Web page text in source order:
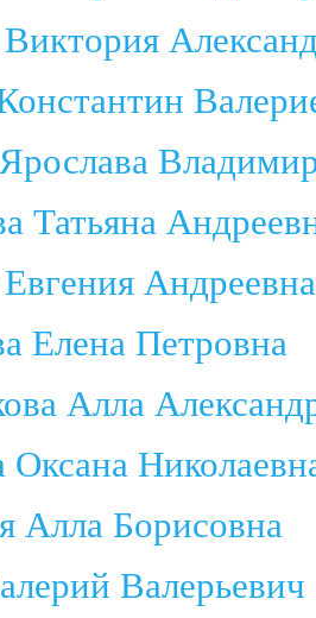
Татьяна
Андреевна
Елена Петровна
Алла
Алла Борисовна
Валерьевич